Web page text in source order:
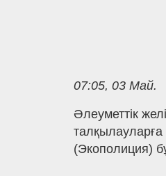
07:05, 03 Май.
Әлеуметтік
талқылауларға
(Экополиция)